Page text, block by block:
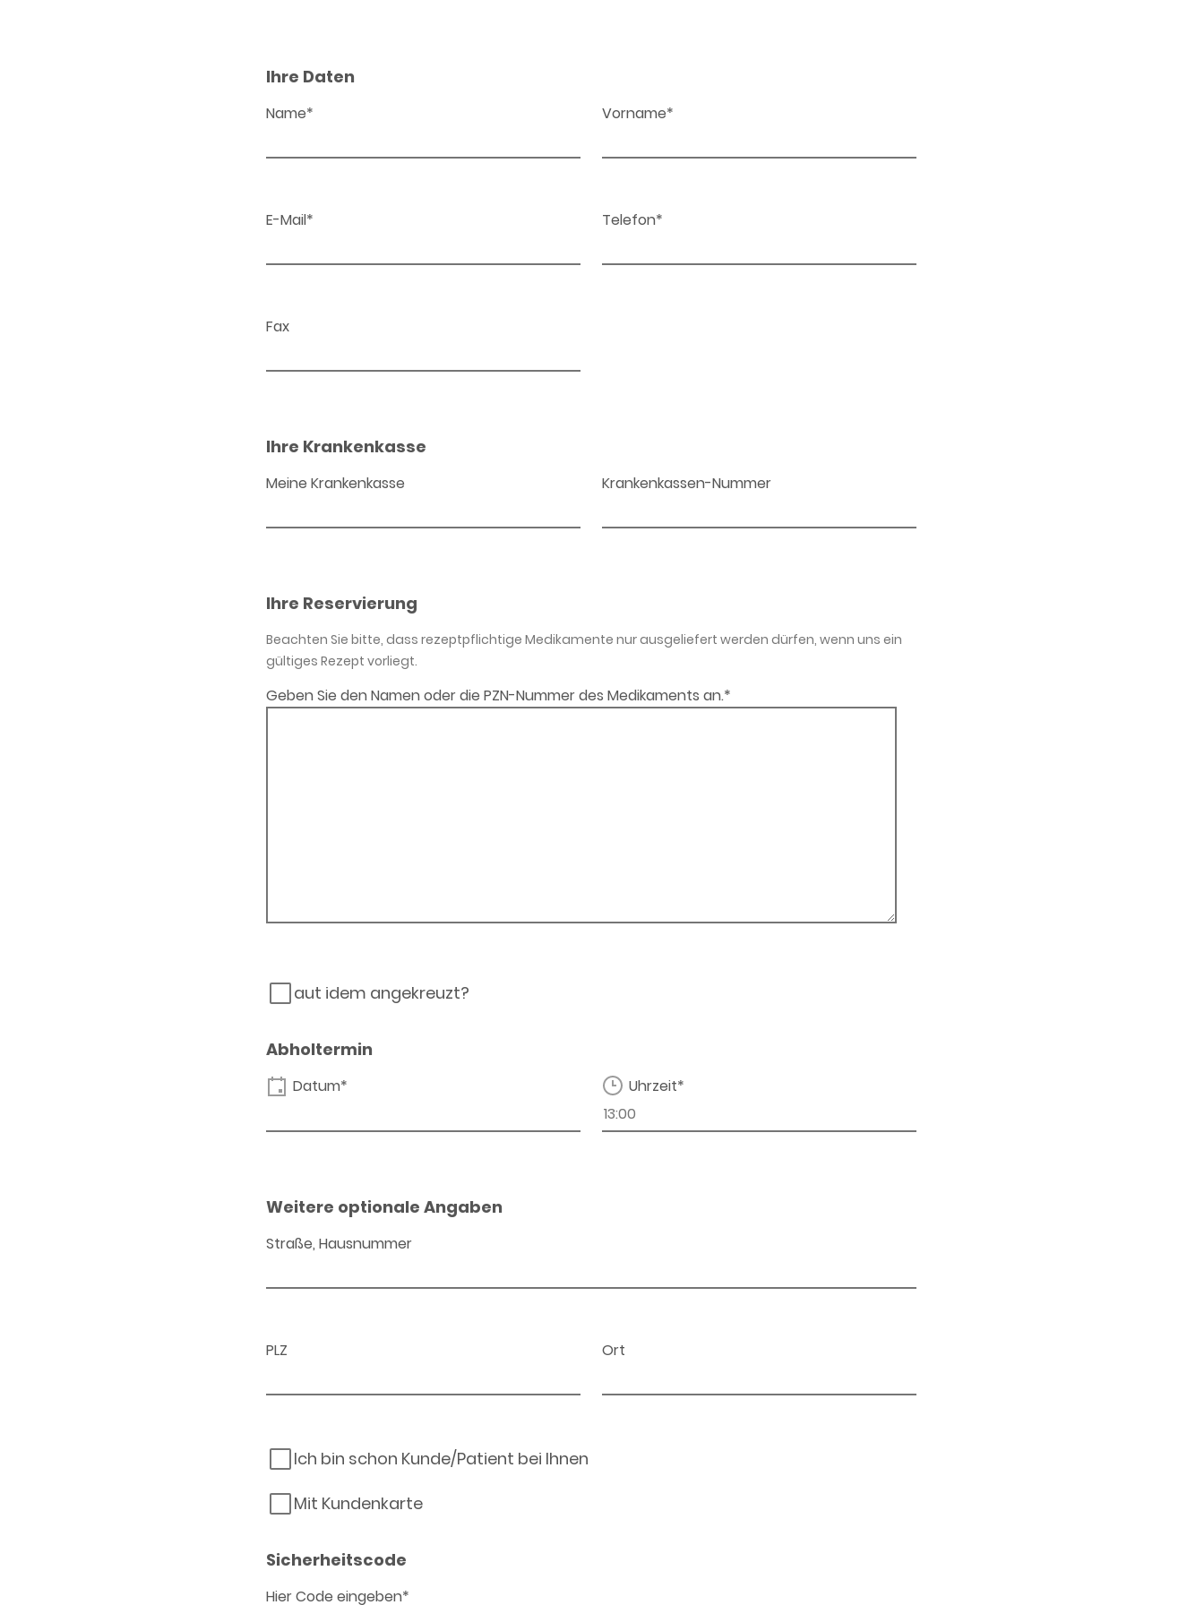
Ihre Daten
Name* Vorname*
E-Mail* Telefon*
Fax
Ihre Krankenkasse
Meine Krankenkasse Krankenkassen-Nummer
Ihre Reservierung
Beachten Sie bitte, dass rezeptpflichtige Medikamente nur ausgeliefert werden dürfen, wenn uns ein
gültiges Rezept vorliegt.
Geben Sie den Namen oder die PZN-Nummer des Medikaments an.*
aut idem angekreuzt?
Abholtermin
Datum* Uhrzeit*
Weitere optionale Angaben
Straße, Hausnummer
PLZ Ort
Ich bin schon Kunde/Patient bei Ihnen
Mit Kundenkarte
Sicherheitscode
Hier Code eingeben*